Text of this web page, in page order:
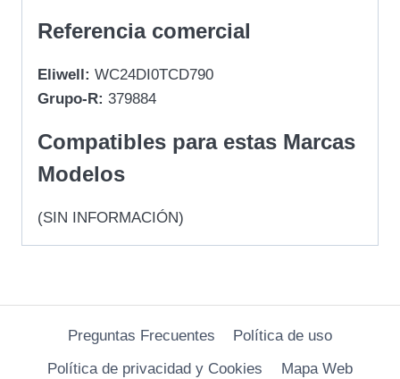
Referencia comercial
Eliwell: WC24DI0TCD790
Grupo-R: 379884
Compatibles para estas Marcas
Modelos
(SIN INFORMACIÓN)
Preguntas Frecuentes
Política de uso
Política de privacidad y Cookies
Mapa Web